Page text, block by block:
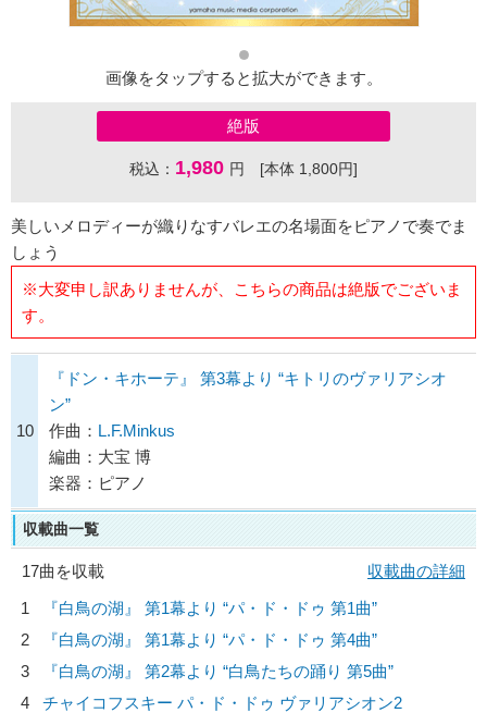
画像をタップすると拡大ができます。
絶版
税込： 1,980 円 [本体 1,800円]
美しいメロディーが織りなすバレエの名場面をピアノで奏でま
しょう
※大変申し訳ありませんが、こちらの商品は絶版でございま
す。
10
『ドン・キホーテ』 第3幕より “キトリのヴァリアシオ
ン”
作曲： L.F.Minkus
編曲：大宝 博
楽器：ピアノ
収載曲一覧
17曲を収載
収載曲の詳細
1
『白鳥の湖』 第1幕より “パ・ド・ドゥ 第1曲”
2
『白鳥の湖』 第1幕より “パ・ド・ドゥ 第4曲”
3
『白鳥の湖』 第2幕より “白鳥たちの踊り 第5曲”
4
チャイコフスキー パ・ド・ドゥ ヴァリアシオン2